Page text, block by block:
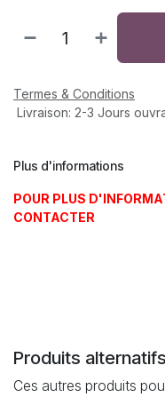
Termes & Conditions
Livraison: 2-3 Jours
Plus d'informations
POUR PLUS
CONTACTER
Produits alternatifs
Ces autres produits